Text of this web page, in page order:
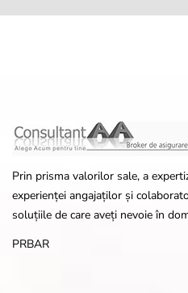
Prin prisma valorilor sale, a
experienței angajaților și
soluțiile de care aveți nevoie în
PRBAR